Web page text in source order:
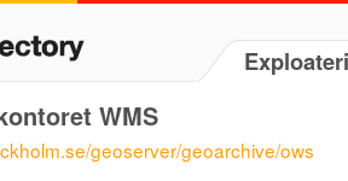
WMS
geoserver/geoarchive/ows